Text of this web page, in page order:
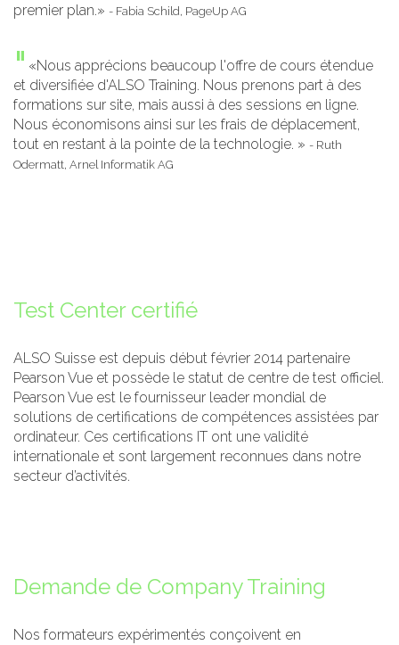
premier plan.» - Fabia Schild, PageUp AG
" «Nous apprécions beaucoup l'offre de cours étendue
et diversifiée d'ALSO Training. Nous prenons part à des
formations sur site, mais aussi à des sessions en ligne.
Nous économisons ainsi sur les frais de déplacement,
tout en restant à la pointe de la technologie. » - Ruth
Odermatt, Arnel Informatik AG
Test Center certifié
ALSO Suisse est depuis début février 2014 partenaire
Pearson Vue et possède le statut de centre de test officiel.
Pearson Vue est le fournisseur leader mondial de
solutions de certifications de compétences assistées par
ordinateur. Ces certifications IT ont une validité
internationale et sont largement reconnues dans notre
secteur d’activités.
Demande de Company Training
Nos formateurs expérimentés conçoivent en